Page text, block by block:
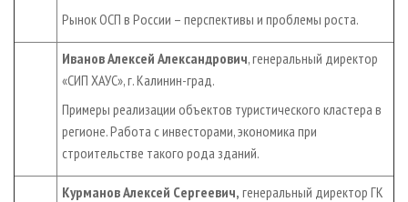
Рынок ОСП в России – перспективы и проблемы роста.
Иванов Алексей Александрович, генеральный директор
«СИП ХАУС», г. Калинин-град.
Примеры реализации объектов туристического кластера в
регионе. Работа с инвесторами, экономика при
строительстве такого рода зданий.
Курманов Алексей Сергеевич, генеральный директор ГК